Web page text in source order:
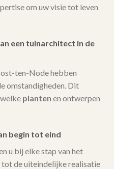
om uw visie tot leven
een tuinarchitect in de
ten-Node hebben
omstandigheden. Dit
planten en ontwerpen
begin tot eind
u bij elke stap van het
tot de uiteindelijke realisatie